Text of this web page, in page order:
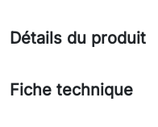
Détails du produit
Fiche technique